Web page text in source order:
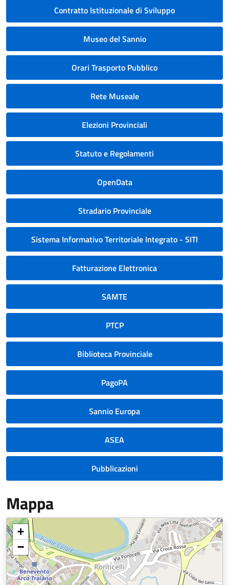
Contratto Istituzionale di Sviluppo
Museo del Sannio
Orari Trasporto Pubblico
Rete Museale
Elezioni Provinciali
Statuto e Regolamenti
OpenData
Stradario Provinciale
Sistema Informativo Territoriale Integrato - SITI
Fatturazione Elettronica
SAMTE
PTCP
Biblioteca Provinciale
PagoPA
Sannio Europa
ASEA
Pubblicazioni
Mappa
+
−